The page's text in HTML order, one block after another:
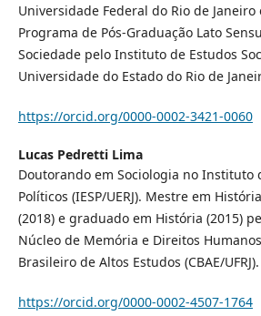
Universidade Federal do Rio de
Programa de Pós-Graduação Lato
Sociedade pelo Instituto de Estudos
Universidade do Estado do Rio de
https://orcid.org/0000-0002-3421-0060
Lucas Pedretti Lima
Doutorando em Sociologia no Instituto
Políticos (IESP/UERJ). Mestre em
(2018) e graduado em História (2015)
Núcleo de Memória e Direitos
Brasileiro de Altos Estudos (CBAE/UFRJ).
https://orcid.org/0000-0002-4507-1764